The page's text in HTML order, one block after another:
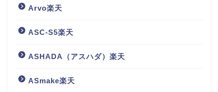
Arvo楽天
ASC-S5楽天
ASHADA（アスハダ）楽天
ASmake楽天